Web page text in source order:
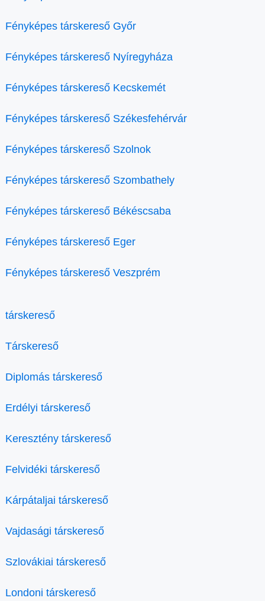
Fényképes társkereső Győr
Fényképes társkereső Nyíregyháza
Fényképes társkereső Kecskemét
Fényképes társkereső Székesfehérvár
Fényképes társkereső Szolnok
Fényképes társkereső Szombathely
Fényképes társkereső Békéscsaba
Fényképes társkereső Eger
Fényképes társkereső Veszprém
társkereső
Társkereső
Diplomás társkereső
Erdélyi társkereső
Keresztény társkereső
Felvidéki társkereső
Kárpátaljai társkereső
Vajdasági társkereső
Szlovákiai társkereső
Londoni társkereső